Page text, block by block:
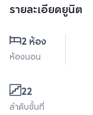
รายละเอียดยูนิต
2 ห้อง
ห้องนอน
22
ลำดับชั้นที่